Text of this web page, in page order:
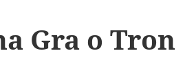
Gra o Tron